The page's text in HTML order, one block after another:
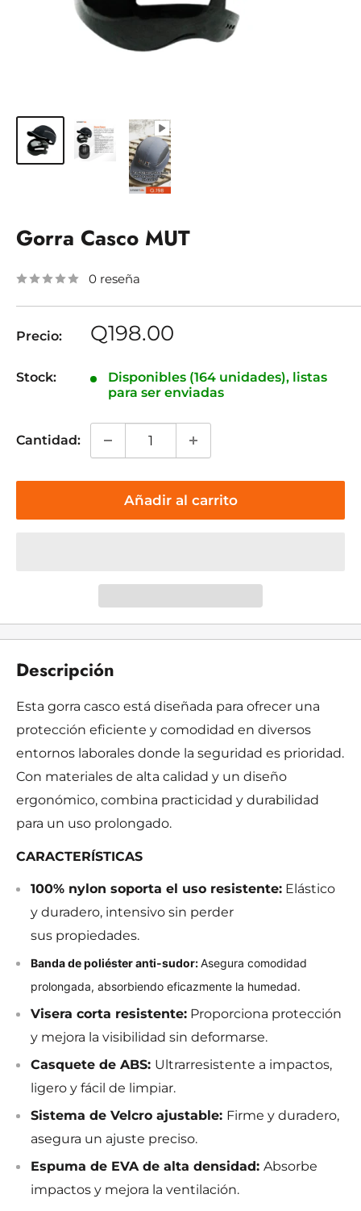
Gorra Casco MUT
0 reseña
Precio:
Precio
venta
Q198.00
Stock:
Disponibles (164 unidades), listas
para ser enviadas
Cantidad:
Añadir al carrito
Descripción
Esta gorra casco está diseñada para ofrecer una
protección eficiente y comodidad en diversos
entornos laborales donde la seguridad es prioridad.
Con materiales de alta calidad y un diseño
ergonómico, combina practicidad y durabilidad
para un uso prolongado.
CARACTERÍSTICAS
100% nylon soporta el uso resistente: Elástico
y duradero, intensivo sin perder
sus propiedades.
Banda de poliéster anti-sudor:Asegura comodidad
prolongada, absorbiendo eficazmente la humedad.
Visera corta resistente: Proporciona protección
y mejora la visibilidad sin deformarse.
Casquete de ABS: Ultrarresistente a impactos,
ligero y fácil de limpiar.
Sistema de Velcro ajustable: Firme y duradero,
asegura un ajuste preciso.
Espuma de EVA de alta densidad: Absorbe
impactos y mejora la ventilación.